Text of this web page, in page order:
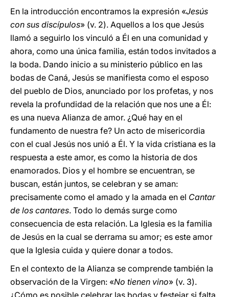
En la introducción encontramos la expresión «Jesús
con sus discípulos» (v. 2). Aquellos a los que Jesús
llamó a seguirlo los vinculó a Él en una comunidad y
ahora, como una única familia, están todos invitados a
la boda. Dando inicio a su ministerio público en las
bodas de Caná, Jesús se manifiesta como el esposo
del pueblo de Dios, anunciado por los profetas, y nos
revela la profundidad de la relación que nos une a Él:
es una nueva Alianza de amor. ¿Qué hay en el
fundamento de nuestra fe? Un acto de misericordia
con el cual Jesús nos unió a Él. Y la vida cristiana es la
respuesta a este amor, es como la historia de dos
enamorados. Dios y el hombre se encuentran, se
buscan, están juntos, se celebran y se aman:
precisamente como el amado y la amada en el Cantar
de los cantares. Todo lo demás surge como
consecuencia de esta relación. La Iglesia es la familia
de Jesús en la cual se derrama su amor; es este amor
que la Iglesia cuida y quiere donar a todos.
En el contexto de la Alianza se comprende también la
observación de la Virgen: «No tienen vino» (v. 3).
¿Cómo es posible celebrar las bodas y festejar si falta